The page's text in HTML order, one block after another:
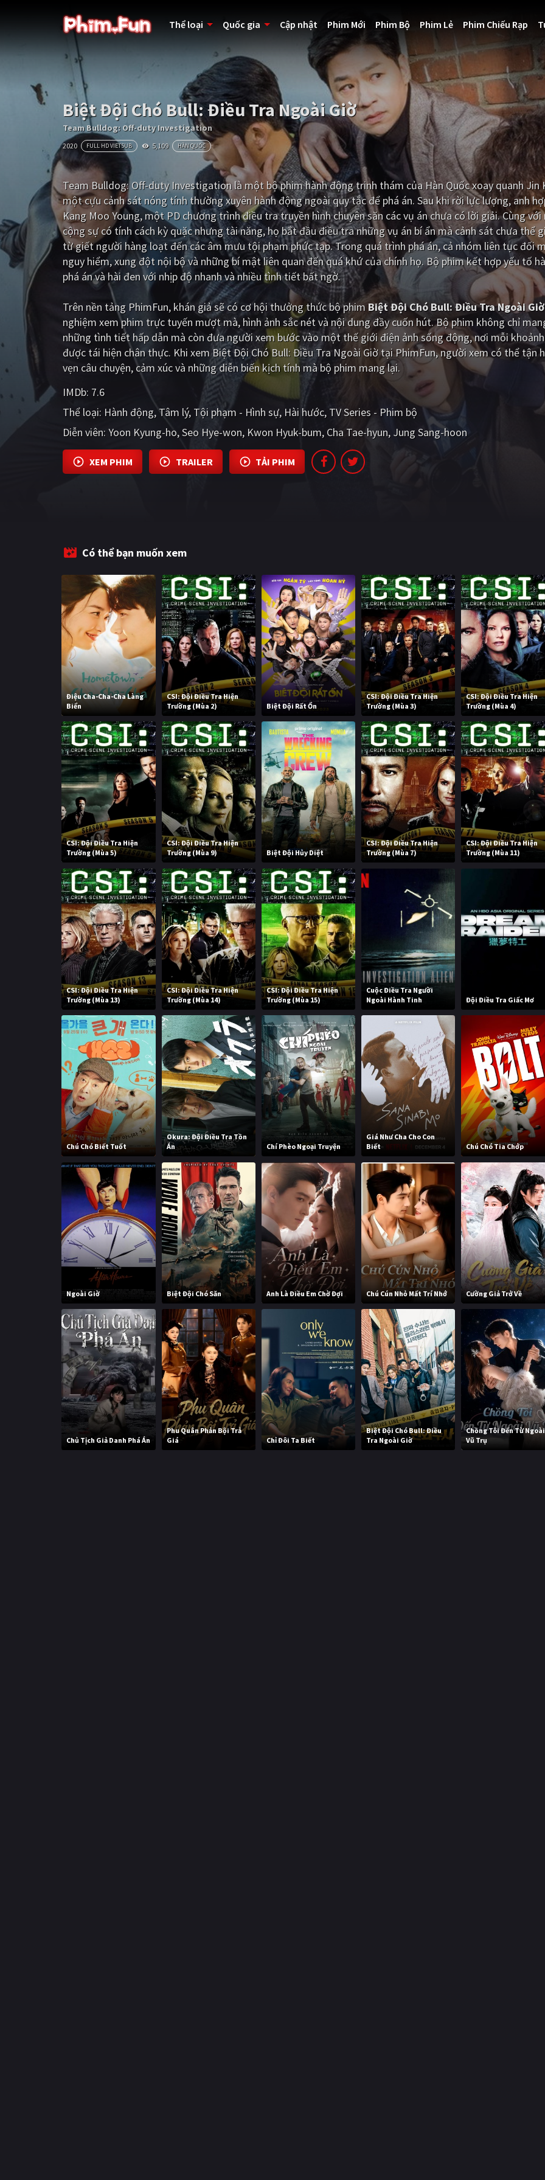
Thể loại Quốc gia Cập nhật Phim Mới Phim Bộ Phim Lẻ Phim Chiếu Rạp
Biệt Đội Chó Bull: Điều Tra Ngoài Giờ
Team Bulldog: Off-duty Investigation
2020 FULL HD VIETSUB 5,109 HÀN QUỐC
Team Bulldog: Off-duty Investigation là một bộ phim hành động trinh thám của Hàn Quốc xoay quanh Jin
một cựu cảnh sát nóng tính thường xuyên hành động ngoài quy tắc để phá án. Sau khi rời lực lượng, anh
Kang Moo Young, một PD chương trình điều tra truyền hình chuyên săn các vụ án chưa có lời giải. Cùng
cộng sự có tính cách kỳ quặc nhưng tài năng, họ bắt đầu điều tra những vụ án bí ẩn mà cảnh sát chưa thể
từ giết người hàng loạt đến các âm mưu tội phạm phức tạp. Trong quá trình phá án, cả nhóm liên tục đối
nguy hiểm, xung đột nội bộ và những bí mật liên quan đến quá khứ của chính họ. Bộ phim kết hợp yếu tố
phá án và hài đen với nhịp độ nhanh và nhiều tình tiết bất ngờ.
Trên nền tảng PhimFun, khán giả sẽ có cơ hội thưởng thức bộ phimBiệt Đội Chó Bull: Điều Tra Ngoài Giờ
nghiệm xem phim trực tuyến mượt mà, hình ảnh sắc nét và nội dung đầy cuốn hút. Bộ phim không chỉ
những tình tiết hấp dẫn mà còn đưa người xem bước vào một thế giới điện ảnh sống động, nơi mỗi
được tái hiện chân thực. Khi xem Biệt Đội Chó Bull: Điều Tra Ngoài Giờ tại PhimFun, người xem có thể tận
vẹn câu chuyện, cảm xúc và những diễn biến kịch tính mà bộ phim mang lại.
IMDb: 7.6
Thể loại: Hành động Tâm lý Tội phạm - Hình sự Hài hước TV Series - Phim bộ
Diễn viên: Yoon Kyung-ho Seo Hye-won Kwon Hyuk-bum Cha Tae-hyun Jung Sang-hoon
XEM PHIM TRAILER TẢI PHIM
Có thể bạn muốn xem
Điệu Cha-Cha-Cha Làng
Biển
CSI: Đội Điều Tra Hiện
Trường (Mùa 2)
Biệt Đội Rất Ổn
CSI: Đội Điều Tra Hiện
Trường (Mùa 3)
CSI: Đội Điều Tra Hiện
Trường (Mùa 4)
CSI: Đội Điều Tra Hiện
Trường (Mùa 5)
CSI: Đội Điều Tra Hiện
Trường (Mùa 9)
Biệt Đội Hủy Diệt
CSI: Đội Điều Tra Hiện
Trường (Mùa 7)
CSI: Đội Điều Tra Hiện
Trường (Mùa 11)
CSI: Đội Điều Tra Hiện
Trường (Mùa 13)
CSI: Đội Điều Tra Hiện
Trường (Mùa 14)
CSI: Đội Điều Tra Hiện
Trường (Mùa 15)
Cuộc Điều Tra Người
Ngoài Hành Tinh
Đội Điều Tra Giấc Mơ
Chú Chó Biết Tuốt
Okura: Đội Điều Tra Tồn
Án
Chí Phèo Ngoại Truyện
Giá Như Cha Cho Con
Biết
Chú Chó Tia Chớp
Ngoài Giờ Biệt Đội Chó Săn Anh Là Điều Em Chờ Đợi Chú Cún Nhỏ Mất Trí Nhớ Cường Giả Trở Về
Chủ Tịch Giả Danh Phá Án
Phu Quân Phản Bội Trả
Giá
Chỉ Đôi Ta Biết
Biệt Đội Chó Bull: Điều
Tra Ngoài Giờ
Chồng Tôi Đến Từ Ngoài
Vũ Trụ